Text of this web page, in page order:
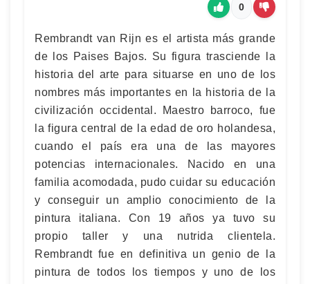
0
Rembrandt van Rijn es el artista más grande
de los Paises Bajos. Su figura trasciende la
historia del arte para situarse en uno de los
nombres más importantes en la historia de la
civilización occidental. Maestro barroco, fue
la figura central de la edad de oro holandesa,
cuando el país era una de las mayores
potencias internacionales. Nacido en una
familia acomodada, pudo cuidar su educación
y conseguir un amplio conocimiento de la
pintura italiana. Con 19 años ya tuvo su
propio taller y una nutrida clientela.
Rembrandt fue en definitiva un genio de la
pintura de todos los tiempos y uno de los